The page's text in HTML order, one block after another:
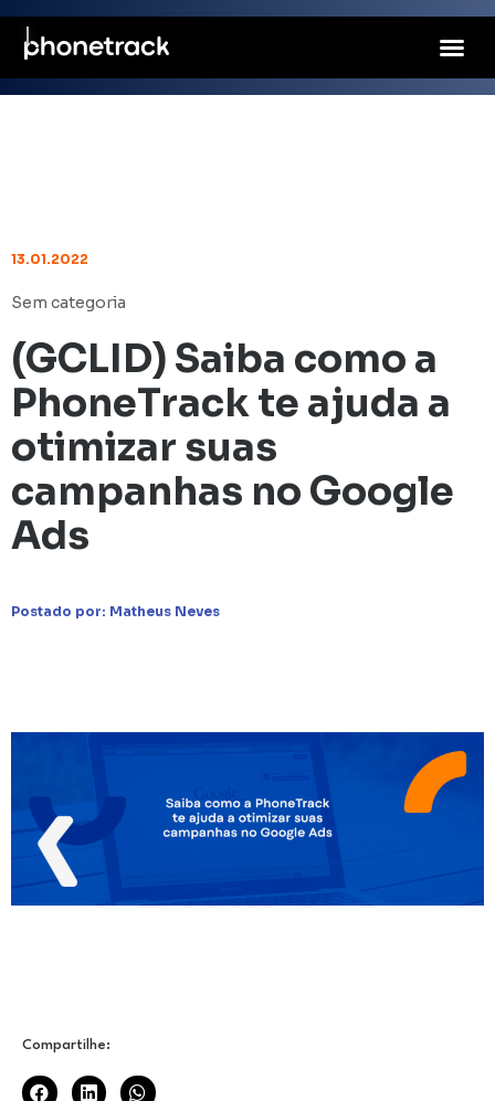
13.01.2022
Sem categoria
(GCLID) Saiba como a
PhoneTrack te ajuda a
otimizar suas
campanhas no Google
Ads
Postado por: Matheus Neves
Compartilhe: